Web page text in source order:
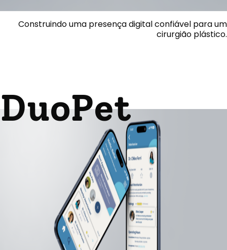
Construindo uma presença digital confiável para um
cirurgião plástico.
DuoPet